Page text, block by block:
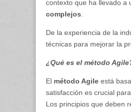
contexto que ha llevado a
complejos
De la experiencia de la
técnicas para mejorar la
¿Qué es el método
El método Agile está
satisfacción es crucial
Los principios que deben